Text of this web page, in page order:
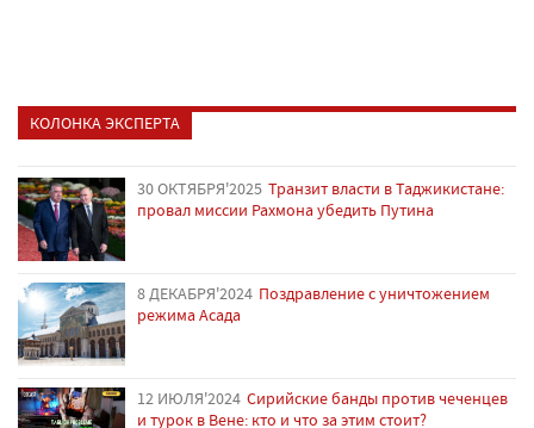
КОЛОНКА ЭКСПЕРТА
30 ОКТЯБРЯ'2025 Транзит власти в Таджикистане:
провал миссии Рахмона убедить Путина
8 ДЕКАБРЯ'2024 Поздравление с уничтожением
режима Асада
12 ИЮЛЯ'2024 Сирийские банды против чеченцев
и турок в Вене: кто и что за этим стоит?